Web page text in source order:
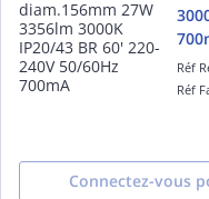
Réf
Réf
Connectez-vous